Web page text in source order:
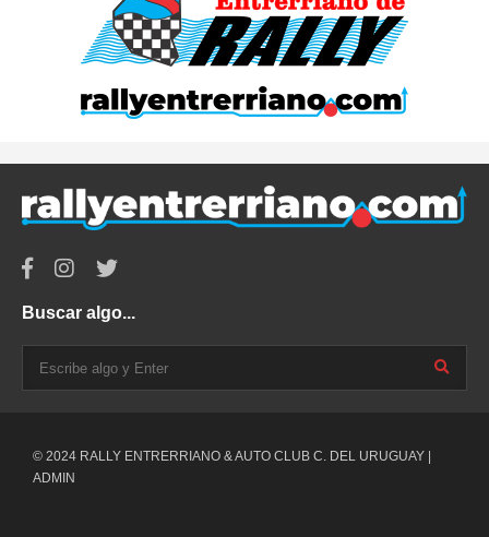
Buscar algo...
© 2024 RALLY ENTRERRIANO & AUTO CLUB C. DEL URUGUAY |
ADMIN